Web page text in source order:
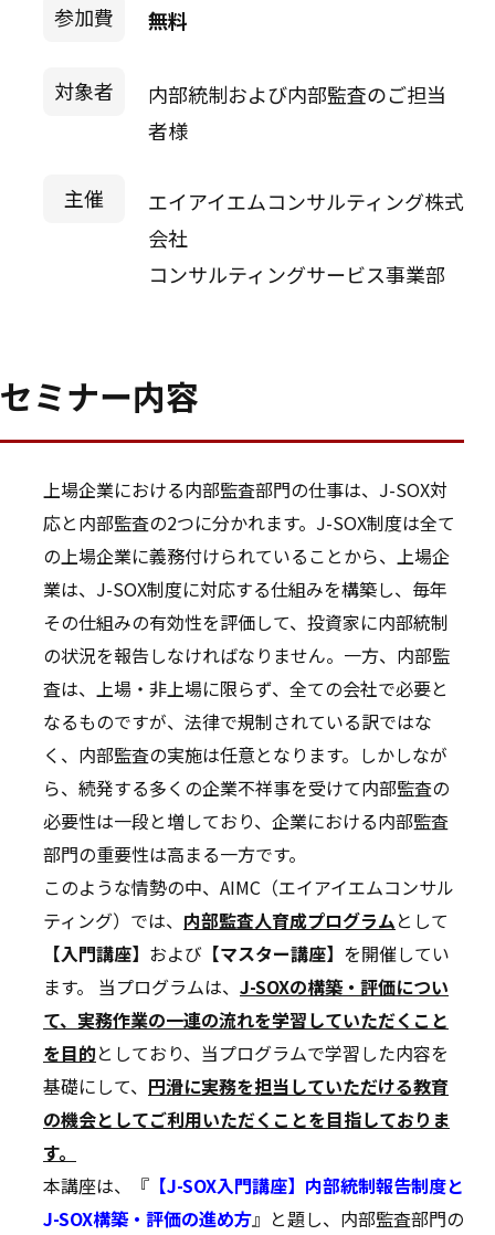
参加費 無料
対象者
内部統制および内部監査のご担当
者様
主催
エイアイエムコンサルティング株式
会社
コンサルティングサービス事業部
セミナー内容
上場企業における内部監査部門の仕事は、J-SOX対
応と内部監査の2つに分かれます。J-SOX制度は全て
の上場企業に義務付けられていることから、上場企
業は、J-SOX制度に対応する仕組みを構築し、毎年
その仕組みの有効性を評価して、投資家に内部統制
の状況を報告しなければなりません。一方、内部監
査は、上場・非上場に限らず、全ての会社で必要と
なるものですが、法律で規制されている訳ではな
く、内部監査の実施は任意となります。しかしなが
ら、続発する多くの企業不祥事を受けて内部監査の
必要性は一段と増しており、企業における内部監査
部門の重要性は高まる一方です。
このような情勢の中、AIMC（エイアイエムコンサル
ティング）では、 内部監査人育成プログラムとして
【入門講座】 および 【マスター講座】 を開催してい
ます。 当プログラムは、 J-SOXの構築・評価につい
て、実務作業の一連の流れを学習していただくこと
を目的としており、当プログラムで学習した内容を
基礎にして、 円滑に実務を担当していただける教育
の機会としてご利用いただくことを目指しておりま
す。
本講座は、『 【J-SOX入門講座】内部統制報告制度と
J-SOX構築・評価の進め方』と題し、内部監査部門の